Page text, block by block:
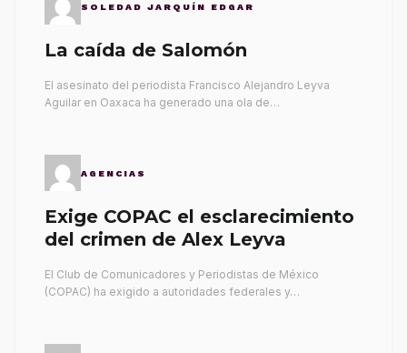
SOLEDAD JARQUÍN EDGAR
La caída de Salomón
El asesinato del periodista Francisco Alejandro Leyva
Aguilar en Oaxaca ha generado una ola de…
AGENCIAS
Exige COPAC el esclarecimiento
del crimen de Alex Leyva
El Club de Comunicadores y Periodistas de México
(COPAC) ha exigido a autoridades federales y…